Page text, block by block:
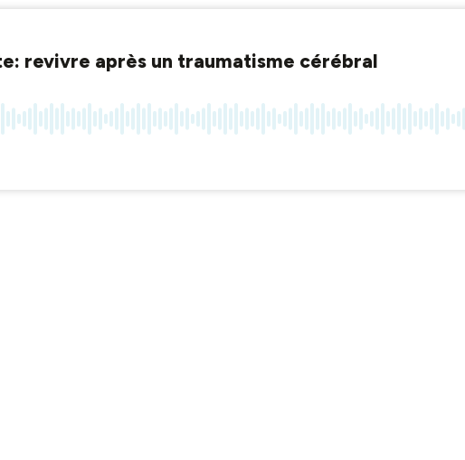
revivre après un traumatisme cérébral